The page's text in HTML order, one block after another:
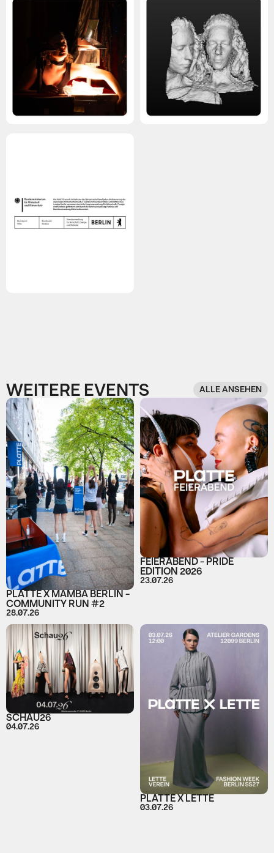
WEITERE EVENTS ALLE ANSEHEN
PLATTE X MAMBA BERLIN -
COMMUNITY RUN #2
28.07.26
FEIERABEND - PRIDE
EDITION 2026
23.07.26
SCHAU26
04.07.26
PLATTE X LETTE
03.07.26